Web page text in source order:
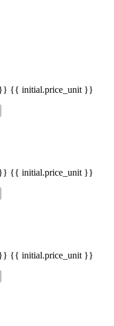
{{ initial.price_unit }}
{{ initial.price_unit }}
{{ initial.price_unit }}